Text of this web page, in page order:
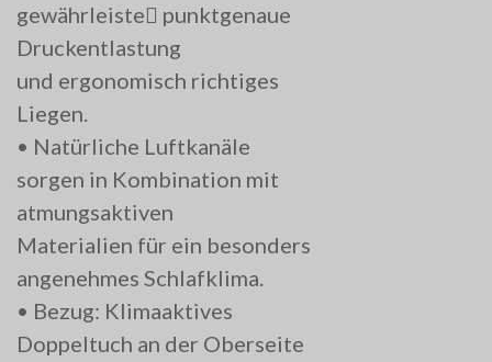
gewährleiste􀁗 punktgenaue
Druckentlastung
und ergonomisch richtiges
Liegen.
• Natürliche Luftkanäle
sorgen in Kombination mit
atmungsaktiven
Materialien für ein besonders
angenehmes Schlafklima.
• Bezug: Klimaaktives
Doppeltuch an der Oberseite